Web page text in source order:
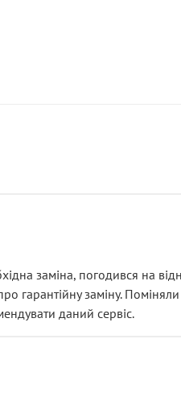
заміна, погодився на
гарантійну заміну.
даний сервіс.